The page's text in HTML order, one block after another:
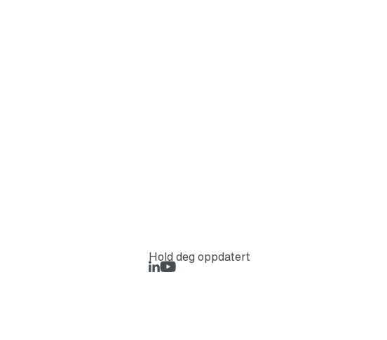
Hold deg oppdatert
LinkedIn
Rejlers Play